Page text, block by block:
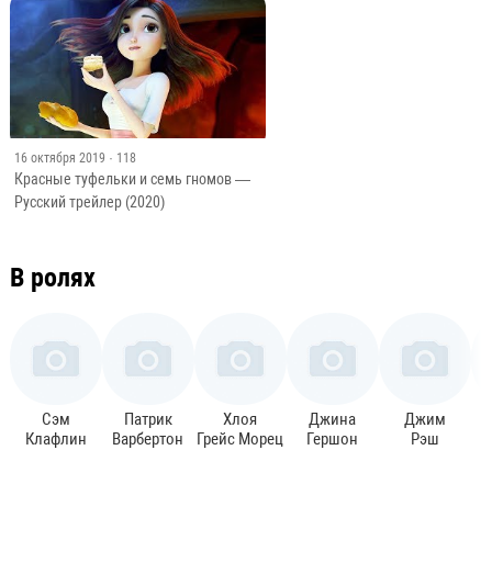
16 октября 2019 · 118
Красные туфельки и семь гномов —
Русский трейлер (2020)
В ролях
Сэм
Клафлин
Патрик
Варбертон
Хлоя
Грейс Морец
Джина
Гершон
Джим
Рэш